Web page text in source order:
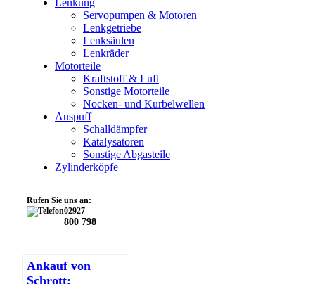
Lenkung
Servopumpen & Motoren
Lenkgetriebe
Lenksäulen
Lenkräder
Motorteile
Kraftstoff & Luft
Sonstige Motorteile
Nocken- und Kurbelwellen
Auspuff
Schalldämpfer
Katalysatoren
Sonstige Abgasteile
Zylinderköpfe
Rufen Sie uns an:
02927 -
800 798
Ankauf von
Schrott: